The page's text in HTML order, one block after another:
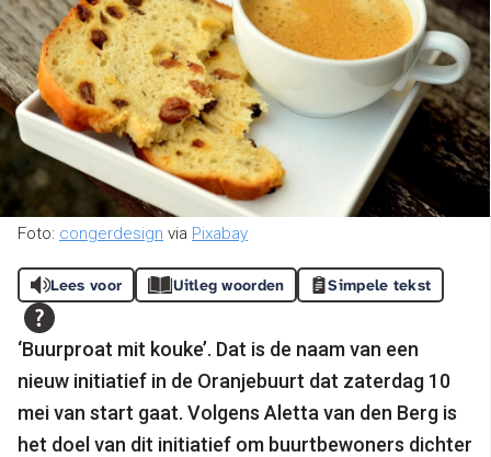
Foto: congerdesign via Pixabay
Lees voor Uitleg woorden Simpele tekst
‘Buurproat mit kouke’. Dat is de naam van een
nieuw initiatief in de Oranjebuurt dat zaterdag 10
mei van start gaat. Volgens Aletta van den Berg is
het doel van dit initiatief om buurtbewoners dichter